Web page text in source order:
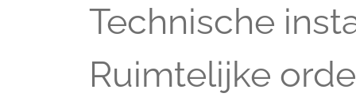
Technische
Ruimtelijke